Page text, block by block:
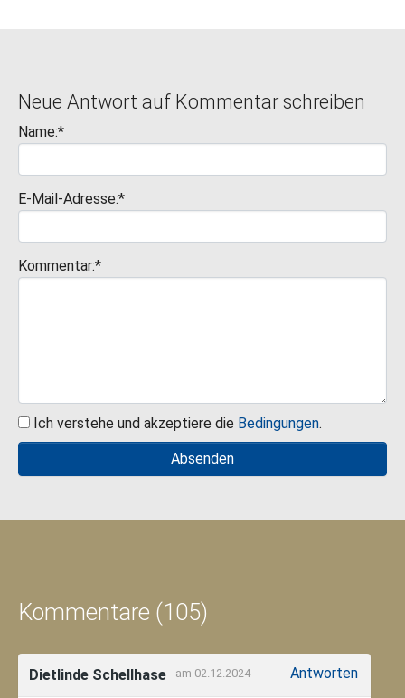
Neue Antwort auf Kommentar schreiben
Name:*
E-Mail-Adresse:*
Kommentar:*
Ich verstehe und akzeptiere die Bedingungen.
Kommentare (105)
Dietlinde Schellhase am 02.12.2024 Antworten